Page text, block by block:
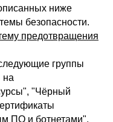
ниже
безопасности.
предотвращения
группы
на
"Чёрный
ПО и ботнетами",